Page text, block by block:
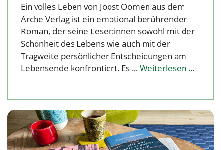
Ein volles Leben von Joost Oomen aus dem
Arche Verlag ist ein emotional berührender
Roman, der seine Leser:innen sowohl mit der
Schönheit des Lebens wie auch mit der
Tragweite persönlicher Entscheidungen am
Lebensende konfrontiert. Es ...Weiterlesen ...